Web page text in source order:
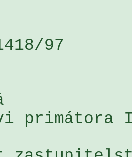
primátora